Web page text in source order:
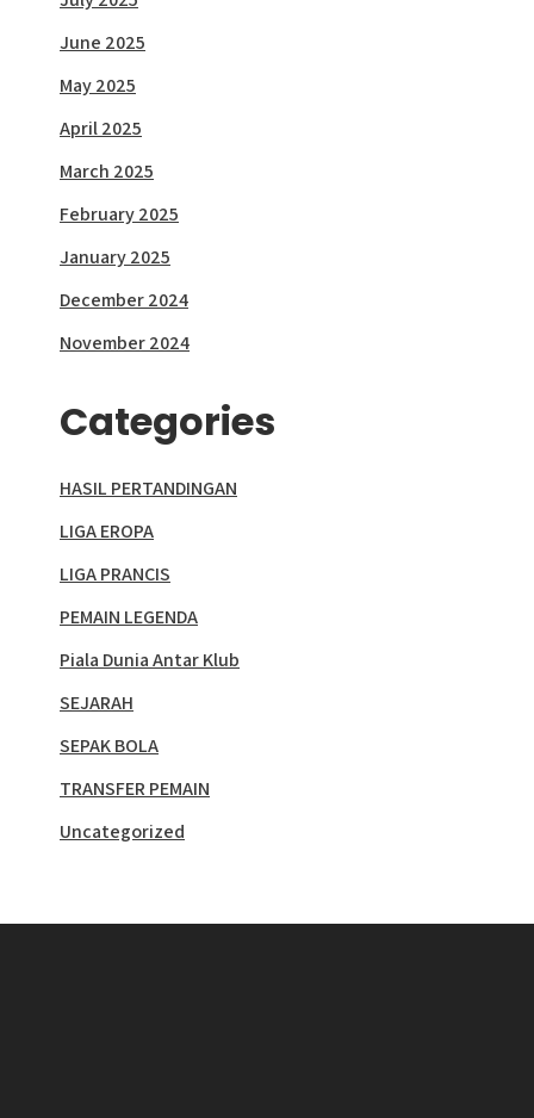
June 2025
May 2025
April 2025
March 2025
February 2025
January 2025
December 2024
November 2024
Categories
HASIL PERTANDINGAN
LIGA EROPA
LIGA PRANCIS
PEMAIN LEGENDA
Piala Dunia Antar Klub
SEJARAH
SEPAK BOLA
TRANSFER PEMAIN
Uncategorized